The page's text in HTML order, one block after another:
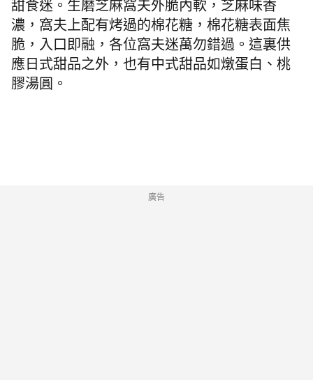
甜食迷。生磨芝麻窩夫外脆內軟，芝麻味香
濃，窩夫上配有烤過的棉花糖，棉花糖表面焦
脆，入口即融，各位窩夫迷萬勿錯過。這裏供
應日式甜品之外，也有中式甜品如燉蛋白、桃
膠湯圓。
廣告